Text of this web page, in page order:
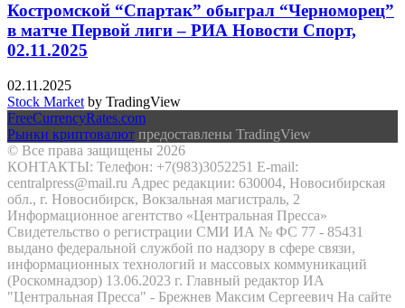
Костромской “Спартак” обыграл “Черноморец”
в матче Первой лиги – РИА Новости Спорт,
02.11.2025
02.11.2025
Stock Market by TradingView
FreeCurrencyRates.com
Рынки криптовалют предоставлены TradingView
© Все права защищены 2026
КОНТАКТЫ: Телефон: +7(983)3052251 E-mail:
centralpress@mail.ru Адрес редакции: 630004, Новосибирская
обл., г. Новосибирск, Вокзальная магистраль, 2
Информационное агентство «Центральная Пресса»
Свидетельство о регистрации СМИ ИА № ФС 77 - 85431
выдано федеральной службой по надзору в сфере связи,
информационных технологий и массовых коммуникаций
(Роскомнадзор) 13.06.2023 г. Главный редактор ИА
"Центральная Пресса" - Брежнев Максим Сергеевич На сайте